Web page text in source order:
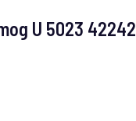
U 5023 42242